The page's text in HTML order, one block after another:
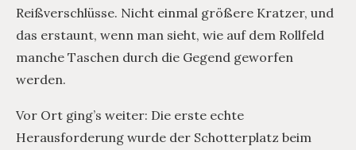
Reißverschlüsse. Nicht einmal größere Kratzer, und
das erstaunt, wenn man sieht, wie auf dem Rollfeld
manche Taschen durch die Gegend geworfen
werden.
Vor Ort ging’s weiter: Die erste echte
Herausforderung wurde der Schotterplatz beim